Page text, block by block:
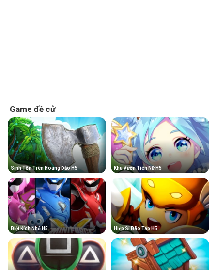
Game đề cử
Sinh Tồn Trên Hoang Đảo H5 Khu Vườn Tiên Nữ H5
Biệt Kích Nhỏ H5 Hiệp Sĩ Bão Táp H5